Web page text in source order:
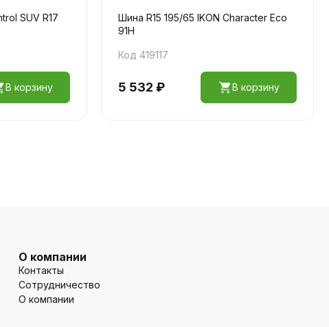
SUV R17
В корзину
Шина R15 195/65 IKON Character Eco
91H
Код 419117
5 532 ₽ В корзину
О компании
Контакты
Сотрудничество
О компании